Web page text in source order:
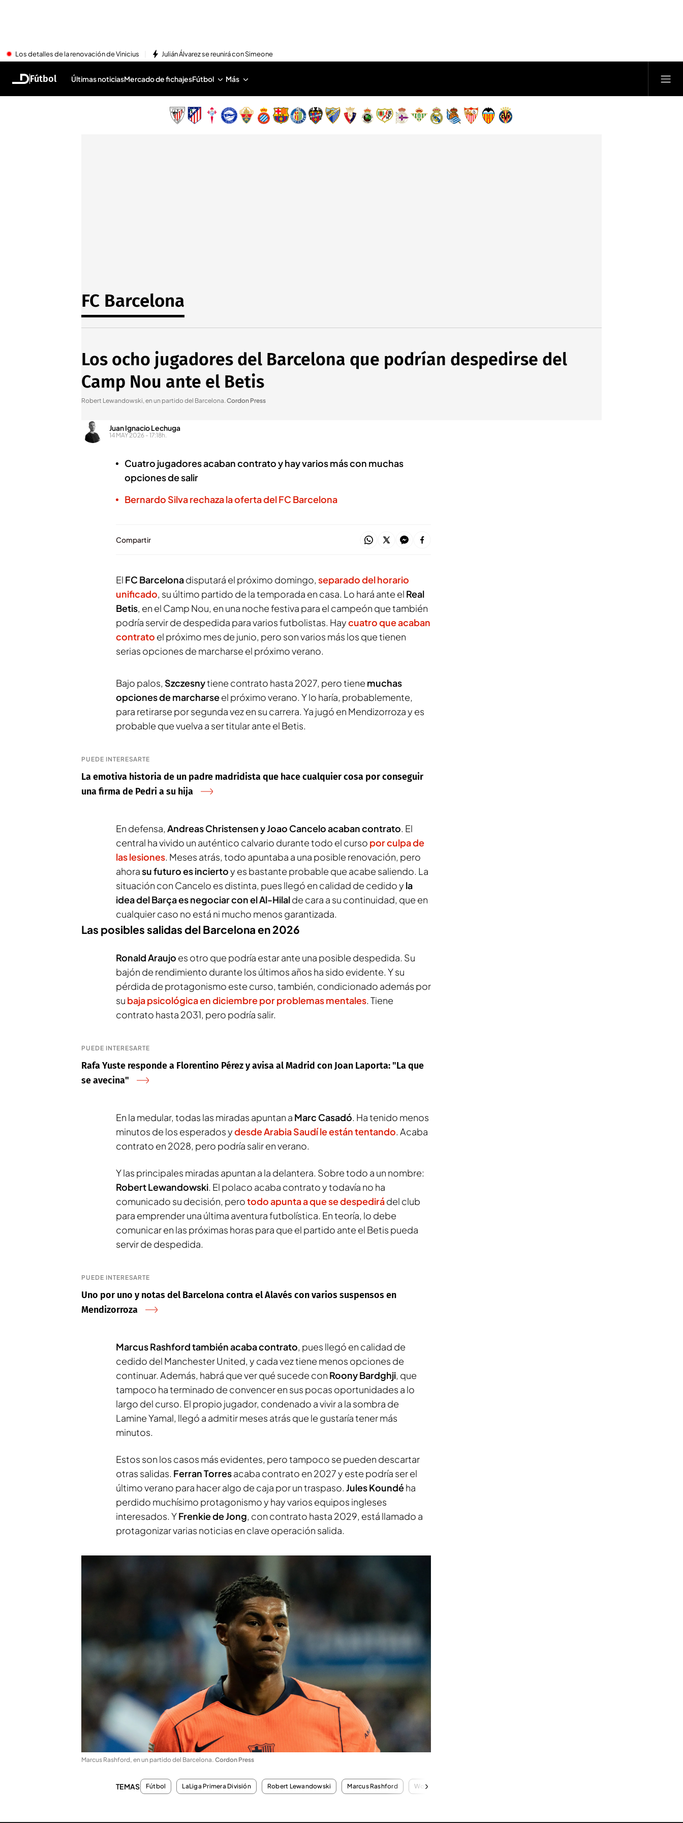
Los detalles de la renovación de Vinicius Julián Álvarez se reunirá con Simeone
Fútbol Últimas noticiasMercado de fichajesFútbol Más
FC Barcelona
Los ocho jugadores del Barcelona que podrían despedirse del
Camp Nou ante el Betis
Robert Lewandowski, en un partido del Barcelona.Cordon Press
Juan Ignacio Lechuga
14 MAY 2026 - 17:18h.
Cuatro jugadores acaban contrato y hay varios más con muchas
opciones de salir
Bernardo Silva rechaza la oferta del FC Barcelona
Compartir
El FC Barcelonadisputará el próximo domingo, separado del horario
unificado, su último partido de la temporada en casa. Lo hará ante el Real
Betis, en el Camp Nou, en una noche festiva para el campeón que también
podría servir de despedida para varios futbolistas. Haycuatro que acaban
contrato el próximo mes de junio, pero son varios más los que tienen
serias opciones de marcharse el próximo verano.
Bajo palos, Szczesnytiene contrato hasta 2027, pero tiene muchas
opciones de marcharseel próximo verano. Y lo haría, probablemente,
para retirarse por segunda vez en su carrera. Ya jugó en Mendizorroza y es
probable que vuelva a ser titular ante el Betis.
PUEDE INTERESARTE
La emotiva historia de un padre madridista que hace cualquier cosa por conseguir
una firma de Pedri a su hija
En defensa, Andreas Christensen y Joao Cancelo acaban contrato. El
central ha vivido un auténtico calvario durante todo el curso por culpa de
las lesiones. Meses atrás, todo apuntaba a una posible renovación, pero
ahorasu futuro es inciertoy es bastante probable que acabe saliendo. La
situación con Cancelo es distinta, pues llegó en calidad de cedido y la
idea del Barça es negociar con el Al-Hilalde cara a su continuidad, que en
cualquier caso no está ni mucho menos garantizada.
Las posibles salidas del Barcelona en 2026
Ronald Araujo es otro que podría estar ante una posible despedida. Su
bajón de rendimiento durante los últimos años ha sido evidente. Y su
pérdida de protagonismo este curso, también, condicionado además por
su baja psicológica en diciembre por problemas mentales. Tiene
contrato hasta 2031, pero podría salir.
PUEDE INTERESARTE
Rafa Yuste responde a Florentino Pérez y avisa al Madrid con Joan Laporta: "La que
se avecina"
En la medular, todas las miradas apuntan a Marc Casadó. Ha tenido menos
minutos de los esperados ydesde Arabia Saudí le están tentando. Acaba
contrato en 2028, pero podría salir en verano.
Y las principales miradas apuntan a la delantera. Sobre todo a un nombre:
Robert Lewandowski. El polaco acaba contrato y todavía no ha
comunicado su decisión, perotodo apunta a que se despedirádel club
para emprender una última aventura futbolística. En teoría, lo debe
comunicar en las próximas horas para que el partido ante el Betis pueda
servir de despedida.
PUEDE INTERESARTE
Uno por uno y notas del Barcelona contra el Alavés con varios suspensos en
Mendizorroza
Marcus Rashford también acaba contrato, pues llegó en calidad de
cedido del Manchester United, y cada vez tiene menos opciones de
continuar. Además, habrá que ver qué sucede con Roony Bardghji, que
tampoco ha terminado de convencer en sus pocas oportunidades a lo
largo del curso. El propio jugador, condenado a vivir a la sombra de
Lamine Yamal, llegó a admitir meses atrás que le gustaría tener más
minutos.
Estos son los casos más evidentes, pero tampoco se pueden descartar
otras salidas. Ferran Torresacaba contrato en 2027 y este podría ser el
último verano para hacer algo de caja por un traspaso. Jules Koundéha
perdido muchísimo protagonismo y hay varios equipos ingleses
interesados. YFrenkie de Jong, con contrato hasta 2029, está llamado a
protagonizar varias noticias en clave operación salida.
Marcus Rashford, en un partido del Barcelona. Cordon Press
TEMAS Fútbol LaLiga Primera División Robert Lewandowski Marcus Rashford Wojciech Szczesny